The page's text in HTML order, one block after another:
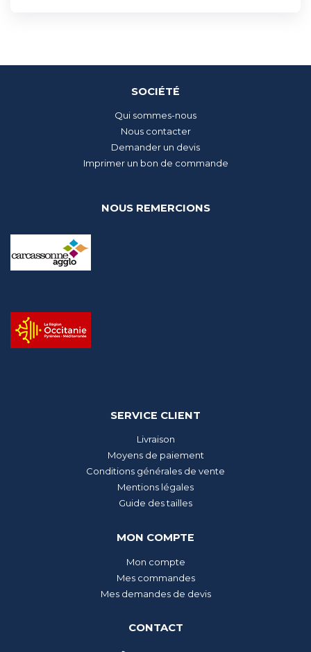
SOCIÉTÉ
Qui sommes-nous
Nous contacter
Demander un devis
Imprimer un bon de commande
NOUS REMERCIONS
SERVICE CLIENT
Livraison
Moyens de paiement
Conditions générales de vente
Mentions légales
Guide des tailles
MON COMPTE
Mon compte
Mes commandes
Mes demandes de devis
CONTACT